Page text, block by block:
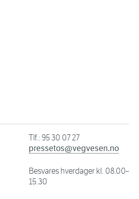
Tlf.: 95 30 07 27
pressetos@vegvesen.no
Besvares hverdager kl. 08.00–
15.30